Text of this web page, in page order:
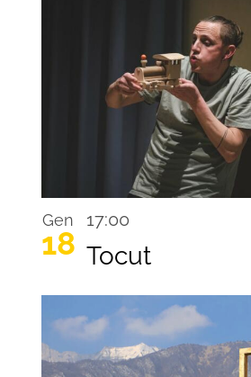
Gen
18
17:00
Tocut